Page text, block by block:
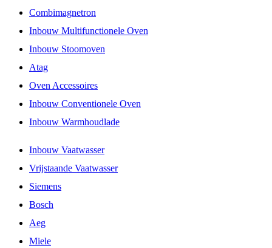
Combimagnetron
Inbouw Multifunctionele Oven
Inbouw Stoomoven
Atag
Oven Accessoires
Inbouw Conventionele Oven
Inbouw Warmhoudlade
Inbouw Vaatwasser
Vrijstaande Vaatwasser
Siemens
Bosch
Aeg
Miele